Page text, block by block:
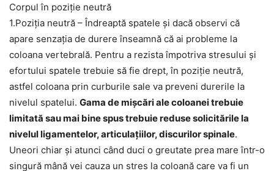
Corpul în poziție neutră
1.Poziția neutră – Îndreaptă spatele și dacă observi că
apare senzația de durere înseamnă că ai probleme la
coloana vertebrală. Pentru a rezista împotriva stresului și
efortului spatele trebuie să fie drept, în poziție neutră,
astfel coloana prin curburile sale va preveni durerile la
nivelul spatelui. Gama de mișcări ale coloanei trebuie
limitată sau mai bine spus trebuie reduse solicitările la
nivelul ligamentelor, articulațiilor, discurilor spinale.
Uneori chiar și atunci când duci o greutate prea mare într-o
singură mână vei cauza un stres la coloană care va fi un